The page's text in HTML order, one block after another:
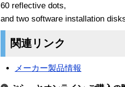
60 reflective dots,
and two software installation
関連リンク
メーカー製品情報